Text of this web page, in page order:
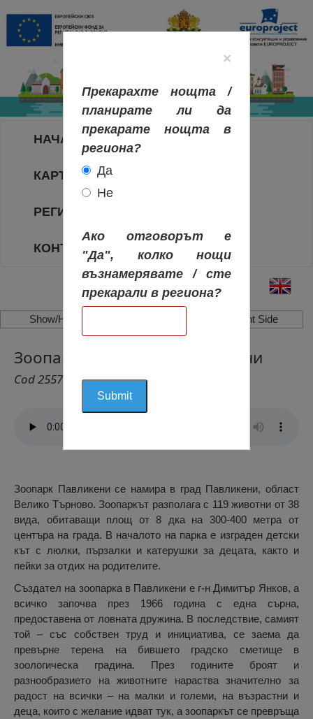
НАЧАЛО
КАРТА НА РЕГИОНИТЕ
РЕГИОНИ
КОНТАКТИ
Show/Hide Left Side Show/Hide Right Side
Зоопарк Павликени, Павликени
Cod 2557
Зоопарк Павликени се намира в град Павликени, област
Велико Търново. Зоопаркът разполага с 119 животни от 38
вида, обитаващи площ от 8 дка на 300-400 метра от
центъра на града. В началото на парка е изграден детски
кът с люлки, пързалки и катерушки за децата, както и
пейки за отдих на родителите.
Създател на зоопарка в Павликени е г-н Димитър Янков, а
всичко започва през 1966 година с една сърна,
предоставена от ловната дружина. В последствие, самият
той – със собствен труд и инициатива, се заема да
превърне терена на бившето градско сметище в
зоологическа градина. През годините броят и
разнообразието на животните нараства значително за
радост на всички – на малки и големи, на възрастни и
деца, които с желание идват тук, а зоопаркът се превръща
×
Прекарахте нощта /
планирате ли да
прекарате нощта в
региона?
Да
Не
Ако отговорът е
"Да", колко нощи
възнамерявате / сте
прекарали в региона?